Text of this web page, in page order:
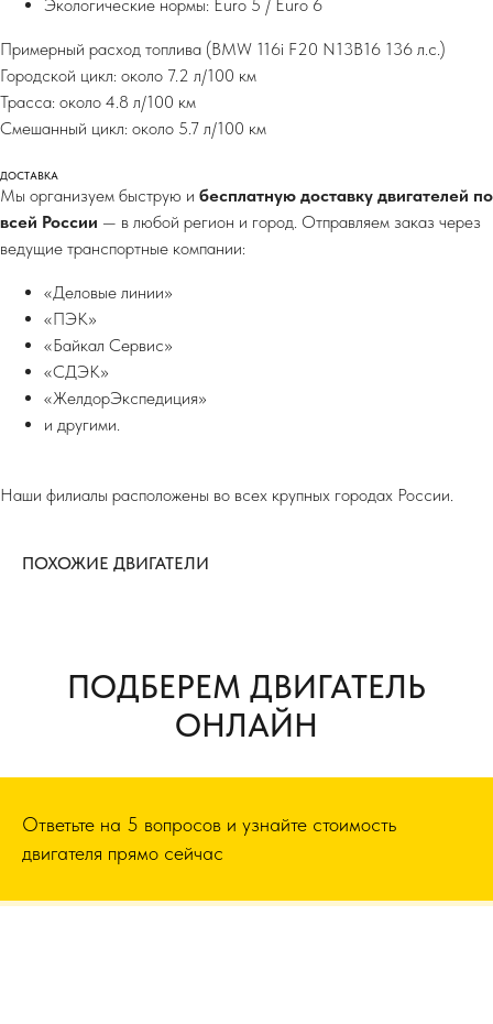
Экологические нормы: Euro 5 / Euro 6
Примерный расход топлива (BMW 116i F20 N13B16 136 л.с.)
Городской цикл: около 7.2 л/100 км
Трасса: около 4.8 л/100 км
Смешанный цикл: около 5.7 л/100 км
ДОСТАВКА
Мы организуем быструю и бесплатную доставку двигателей по
всей России — в любой регион и город. Отправляем заказ через
ведущие транспортные компании:
«Деловые линии»
«ПЭК»
«Байкал Сервис»
«СДЭК»
«ЖелдорЭкспедиция»
и другими.
Наши филиалы расположены во всех крупных городах России.
ПОХОЖИЕ ДВИГАТЕЛИ
ПОДБЕРЕМ ДВИГАТЕЛЬ
ОНЛАЙН
Ответьте на 5 вопросов и узнайте стоимость
двигателя прямо сейчас